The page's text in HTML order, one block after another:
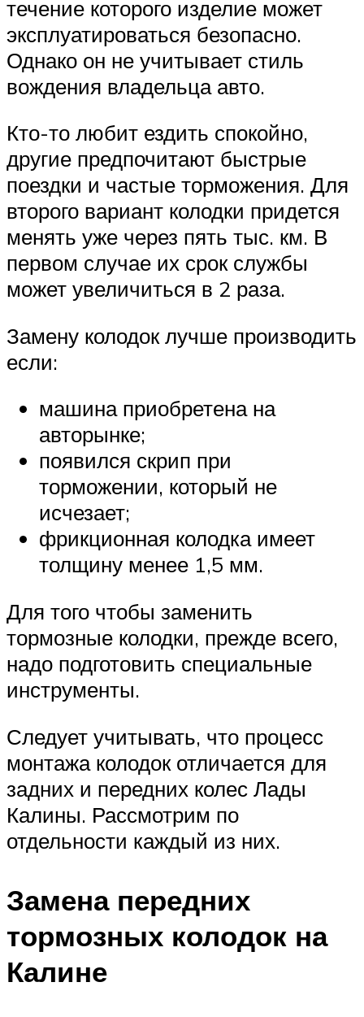
течение которого изделие может
эксплуатироваться безопасно.
Однако он не учитывает стиль
вождения владельца авто.
Кто-то любит ездить спокойно,
другие предпочитают быстрые
поездки и частые торможения. Для
второго вариант колодки придется
менять уже через пять тыс. км. В
первом случае их срок службы
может увеличиться в 2 раза.
Замену колодок лучше производить
если:
машина приобретена на
авторынке;
появился скрип при
торможении, который не
исчезает;
фрикционная колодка имеет
толщину менее 1,5 мм.
Для того чтобы заменить
тормозные колодки, прежде всего,
надо подготовить специальные
инструменты.
Следует учитывать, что процесс
монтажа колодок отличается для
задних и передних колес Лады
Калины. Рассмотрим по
отдельности каждый из них.
Замена передних
тормозных колодок на
Калине